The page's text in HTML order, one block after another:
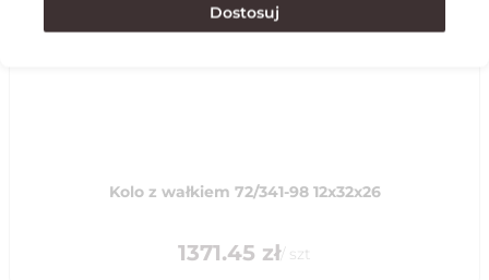
Kolo z wałkiem 72/341-98 12x32x26
1371.45 zł/ szt
Dostosuj